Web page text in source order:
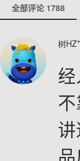
全部评论 1788
树